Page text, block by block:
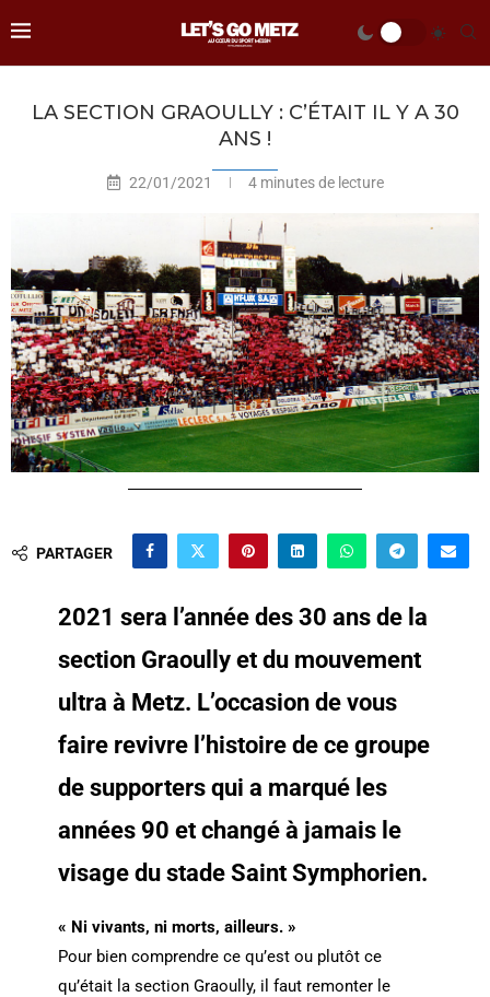
LA SECTION GRAOULLY : C’ÉTAIT IL Y A 30
ANS !
22/01/2021 4 minutes de lecture
PARTAGER
2021 sera l’année des 30 ans de la
section Graoully et du mouvement
ultra à Metz. L’occasion de vous
faire revivre l’histoire de ce groupe
de supporters qui a marqué les
années 90 et changé à jamais le
visage du stade Saint Symphorien.
« Ni vivants, ni morts, ailleurs. »
Pour bien comprendre ce qu’est ou plutôt ce
qu’était la section Graoully, il faut remonter le